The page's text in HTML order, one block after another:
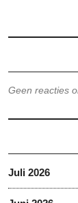
Geen reacties
Juli 2026